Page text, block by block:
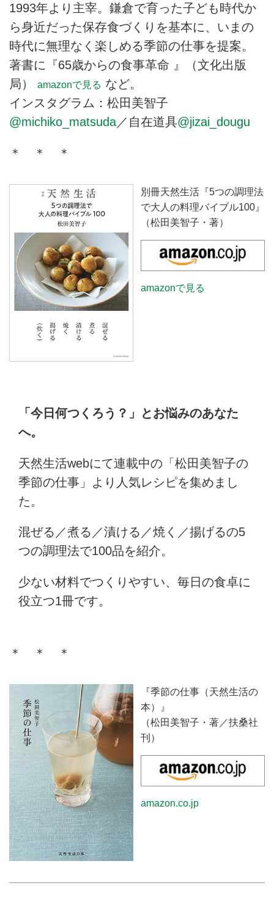
1993年より主宰。鎌倉で育った子ども時代か
ら身近だった保存食づくりを基本に、いまの
時代に無理なく楽しめる季節の仕事を提案。
著書に『65歳からの食事革命 』（文化出版
局）
amazonで見る など。
インスタグラム：松田美智子
@michiko_matsuda／自在道具@jizai_dougu
＊ ＊ ＊
別冊天然生活『5つの調理法
で大人の料理バイブル100』
（松田美智子・著）
amazonで見る
「今日何つくろう？」とお悩みのあなた
へ。
天然生活webにて連載中の「松田美智子の
季節の仕事」より人気レシピを集めまし
た。
混ぜる／煮る／漬ける／焼く／揚げるの5
つの調理法で100品を紹介。
少ない材料でつくりやすい、毎日の食卓に
役立つ1冊です。
＊ ＊ ＊
『季節の仕事（天然生活の
本）』
（松田美智子・著／扶桑社
刊）
amazon.co.jp